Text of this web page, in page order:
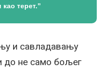
терет.”
и савладавању
до не само бољег